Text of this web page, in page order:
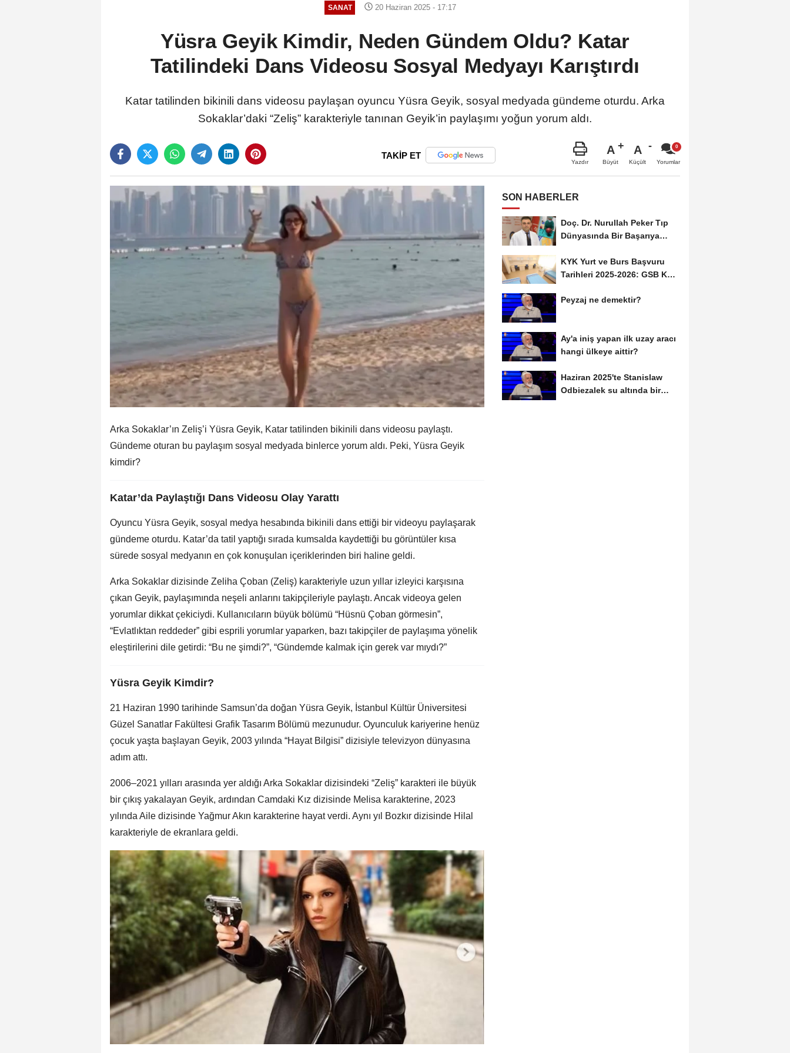
SANAT 20 Haziran 2025 - 17:17
Yüsra Geyik Kimdir, Neden Gündem Oldu? Katar
Tatilindeki Dans Videosu Sosyal Medyayı Karıştırdı
Katar tatilinden bikinili dans videosu paylaşan oyuncu Yüsra Geyik, sosyal medyada gündeme oturdu. Arka
Sokaklar’daki “Zeliş” karakteriyle tanınan Geyik’in paylaşımı yoğun yorum aldı.
TAKİP ET
Yazdır
A
Büyüt
A
Küçült Yorumlar
Arka Sokaklar’ın Zeliş’i Yüsra Geyik, Katar tatilinden bikinili dans videosu paylaştı.
Gündeme oturan bu paylaşım sosyal medyada binlerce yorum aldı. Peki, Yüsra Geyik
kimdir?
Katar’da Paylaştığı Dans Videosu Olay Yarattı
Oyuncu Yüsra Geyik, sosyal medya hesabında bikinili dans ettiği bir videoyu paylaşarak
gündeme oturdu. Katar’da tatil yaptığı sırada kumsalda kaydettiği bu görüntüler kısa
sürede sosyal medyanın en çok konuşulan içeriklerinden biri haline geldi.
Arka Sokaklar dizisinde Zeliha Çoban (Zeliş) karakteriyle uzun yıllar izleyici karşısına
çıkan Geyik, paylaşımında neşeli anlarını takipçileriyle paylaştı. Ancak videoya gelen
yorumlar dikkat çekiciydi. Kullanıcıların büyük bölümü “Hüsnü Çoban görmesin”,
“Evlatlıktan reddeder” gibi esprili yorumlar yaparken, bazı takipçiler de paylaşıma yönelik
eleştirilerini dile getirdi: “Bu ne şimdi?”, “Gündemde kalmak için gerek var mıydı?”
Yüsra Geyik Kimdir?
21 Haziran 1990 tarihinde Samsun’da doğan Yüsra Geyik, İstanbul Kültür Üniversitesi
Güzel Sanatlar Fakültesi Grafik Tasarım Bölümü mezunudur. Oyunculuk kariyerine henüz
çocuk yaşta başlayan Geyik, 2003 yılında “Hayat Bilgisi” dizisiyle televizyon dünyasına
adım attı.
2006–2021 yılları arasında yer aldığı Arka Sokaklar dizisindeki “Zeliş” karakteri ile büyük
bir çıkış yakalayan Geyik, ardından Camdaki Kız dizisinde Melisa karakterine, 2023
yılında Aile dizisinde Yağmur Akın karakterine hayat verdi. Aynı yıl Bozkır dizisinde Hilal
karakteriyle de ekranlara geldi.
SON HABERLER
Doç. Dr. Nurullah Peker Tıp
Dünyasında Bir Başarıya
KYK Yurt ve Burs Başvuru
Tarihleri 2025-2026: GSB KYK
Peyzaj ne demektir?
Ay'a iniş yapan ilk uzay aracı
hangi ülkeye aittir?
Haziran 2025'te Stanislaw
Odbiezalek su altında bir